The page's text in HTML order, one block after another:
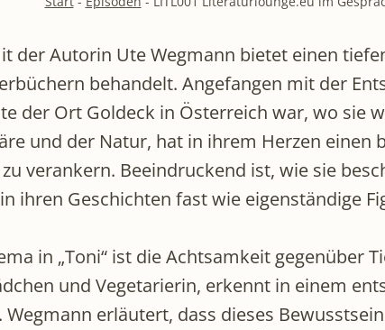
der Autorin Ute Wegmann bietet einen
behandelt. Angefangen mit der
der Ort Goldeck in Österreich war, wo sie
und der Natur, hat in ihrem Herzen
verankern. Beeindruckend ist, wie sie
ihren Geschichten fast wie eigenständige
in „Toni“ ist die Achtsamkeit
und Vegetarierin, erkennt in einem
erläutert, dass dieses